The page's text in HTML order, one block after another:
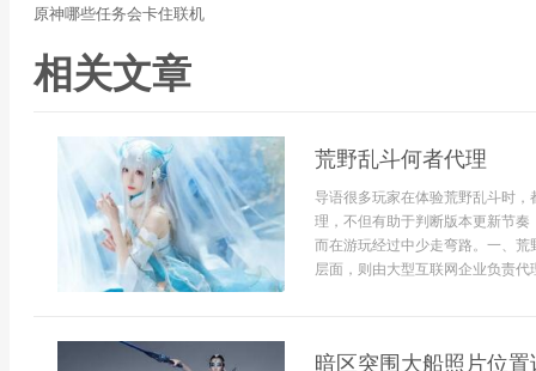
原神哪些任务会卡住联机
相关文章
荒野乱斗何者代理
导语很多玩家在体验荒野乱斗时
理，不但有助于判断版本更新节
而在游玩经过中少走弯路。一、
层面，则由大型互联网企业负责
暗区突围大船照片位